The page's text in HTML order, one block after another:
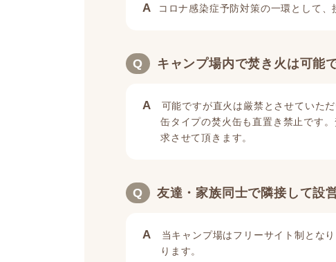
A コロナ感染症予防対策の一環として
Q キャンプ場内で焚き火は可能
A
可能ですが直火は厳禁とさせていた
缶タイプの焚火缶も直置き禁止です
求させて頂きます。
Q 友達・家族同士で隣接して設
A
当キャンプ場はフリーサイト制とな
ります。